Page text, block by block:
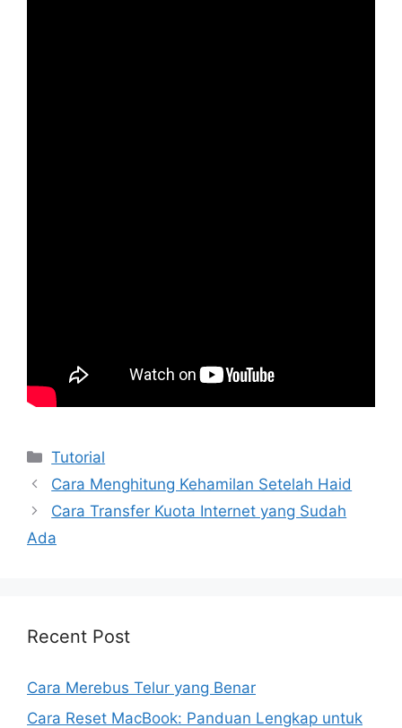
Kategori
Tutorial
Cara Menghitung Kehamilan Setelah Haid
Cara Transfer Kuota Internet yang Sudah
Ada
Recent Post
Cara Merebus Telur yang Benar
Cara Reset MacBook: Panduan Lengkap untuk